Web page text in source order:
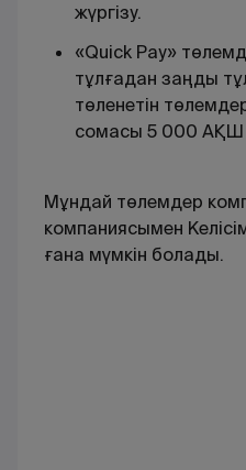
жүргізу.
«Quick Pay»
тұлғадан заңды
төленетін
сомасы 5 000 АҚШ
Мұндай төлемдер
компаниясымен
ғана мүмкін болады.